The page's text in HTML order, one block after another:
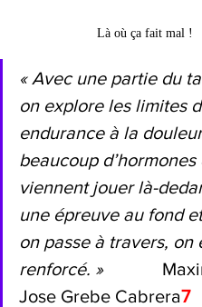
Là où ça fait mal !
« Avec une partie du
on explore les limites
endurance à la
beaucoup
viennent jouer là-
une épreuve au fond
on passe à travers, on
renforcé. »
Jose Grebe Cabrera7